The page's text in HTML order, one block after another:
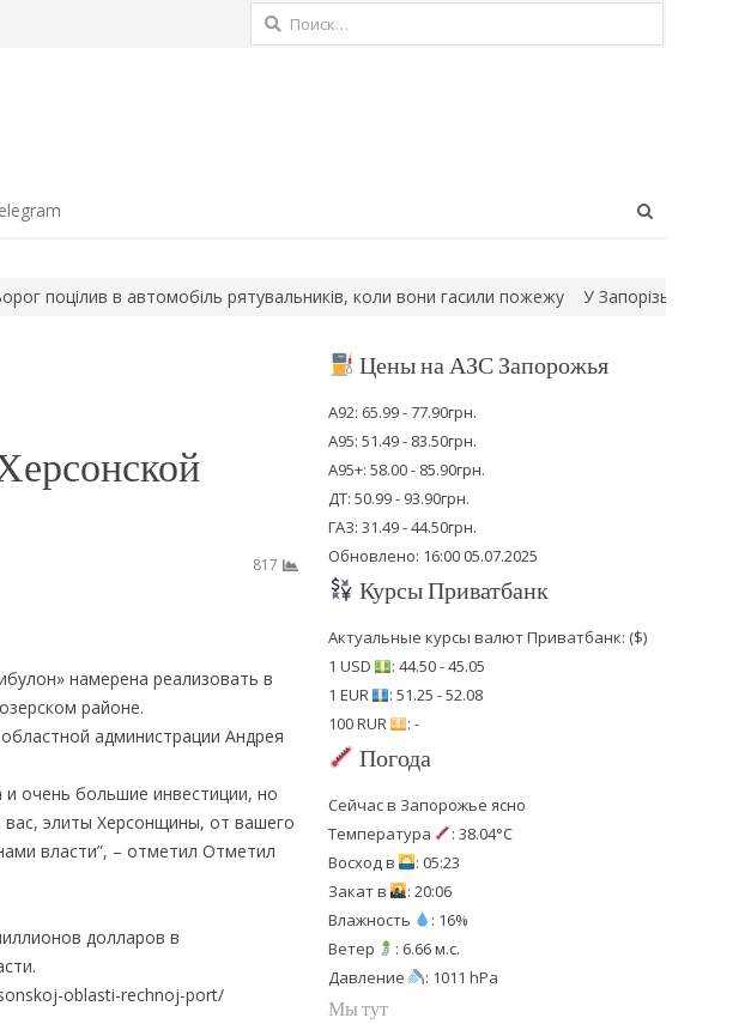
Найти:
в автомобіль рятувальників, коли вони гасили пожежу У Запорізькій області
817
намерена реализовать в
районе.
администрации Андрея
очень большие инвестиции, но
вас, элиты Херсонщины, от вашего
власти”, – отметил Отметил
долларов в
oblasti-rechnoj-port/
Цены на АЗС Запорожья
А92: 65.99 - 77.90грн.
А95: 51.49 - 83.50грн.
А95+: 58.00 - 85.90грн.
ДТ: 50.99 - 93.90грн.
ГАЗ: 31.49 - 44.50грн.
Обновлено: 16:00 05.07.2025
Курсы Приватбанк
Актуальные курсы валют Приватбанк: ($)
1 USD
: 44.50 - 45.05
1 EUR
: 51.25 - 52.08
100 RUR
: -
Погода
Сейчас в Запорожье ясно
Температура
: 38.04°C
Восход в
: 05:23
Закат в
: 20:06
Влажность
: 16%
Ветер
: 6.66 м.с.
Давление
: 1011 hPa
Мы тут